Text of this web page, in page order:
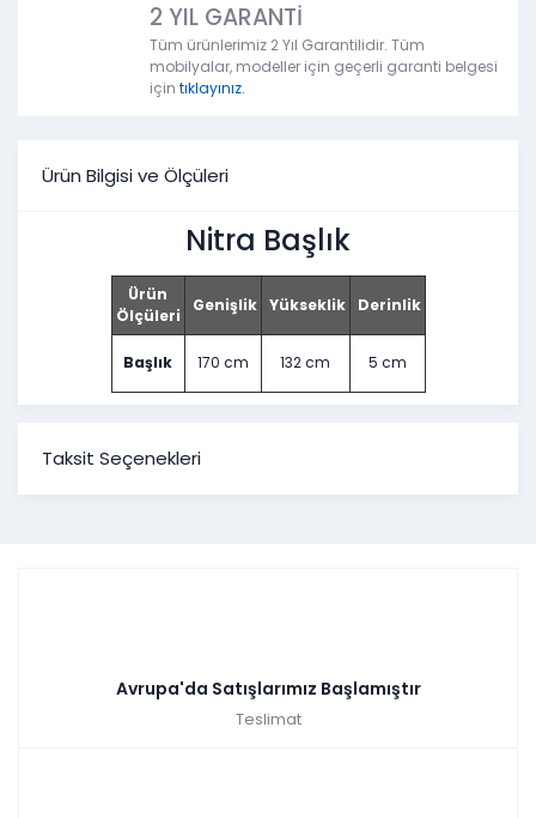
2 YIL GARANTİ
Tüm ürünlerimiz 2 Yıl Garantilidir. Tüm
mobilyalar, modeller için geçerli garanti belgesi
için tıklayınız.
Ürün Bilgisi ve Ölçüleri
Nitra Başlık
Ürün
Ölçüleri
Genişlik Yükseklik Derinlik
Başlık 170 cm 132 cm 5 cm
Taksit Seçenekleri
Avrupa'da Satışlarımız Başlamıştır
Teslimat